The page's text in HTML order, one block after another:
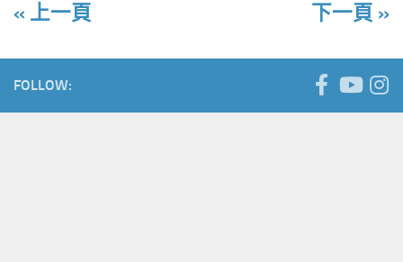
« 上一頁 下一頁 »
FOLLOW: